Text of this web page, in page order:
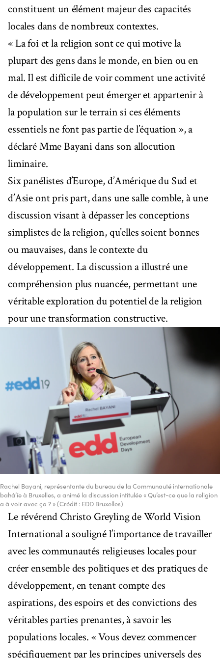
constituent un élément majeur des capacités
locales dans de nombreux contextes.
« La foi et la religion sont ce qui motive la
plupart des gens dans le monde, en bien ou en
mal. Il est difficile de voir comment une activité
de développement peut émerger et appartenir à
la population sur le terrain si ces éléments
essentiels ne font pas partie de l’équation », a
déclaré Mme Bayani dans son allocution
liminaire.
Six panélistes d’Europe, d’Amérique du Sud et
d’Asie ont pris part, dans une salle comble, à une
discussion visant à dépasser les conceptions
simplistes de la religion, qu’elles soient bonnes
ou mauvaises, dans le contexte du
développement. La discussion a illustré une
compréhension plus nuancée, permettant une
véritable exploration du potentiel de la religion
pour une transformation constructive.
Rachel Bayani, représentante du bureau de la Communauté internationale
bahá’íe à Bruxelles, a animé la discussion intitulée « Qu’est-ce que la religion
a à voir avec ça ? » (Crédit : EDD Bruxelles)
Le révérend Christo Greyling de World Vision
International a souligné l’importance de travailler
avec les communautés religieuses locales pour
créer ensemble des politiques et des pratiques de
développement, en tenant compte des
aspirations, des espoirs et des convictions des
véritables parties prenantes, à savoir les
populations locales. « Vous devez commencer
spécifiquement par les principes universels des